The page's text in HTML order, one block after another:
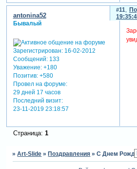
11
antonina52
Бывалый
Зарегистрирован: 16-02-2012
Сообщений:133
Уважение: +180
Позитив: +580
Провел на форуме:
29 дней 17 часов
Последний визит:
23-11-2019 23:18:57
Страница: 1
»Art-Slide » Поздравления »С Днем